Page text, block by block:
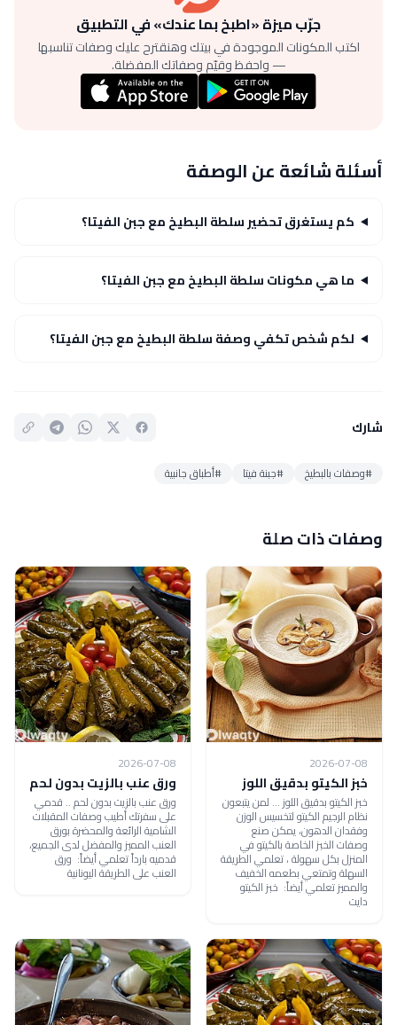
جرّب ميزة «اطبخ بما عندك» في التطبيق
اكتب المكونات الموجودة في بيتك وهنقترح عليك وصفات تناسبها
— واحفظ وقيّم وصفاتك المفضلة.
أسئلة شائعة عن الوصفة
كم يستغرق تحضير سلطة البطيخ مع جبن الفيتا؟
ما هي مكونات سلطة البطيخ مع جبن الفيتا؟
لكم شخص تكفي وصفة سلطة البطيخ مع جبن الفيتا؟
شارك
#وصفات بالبطيخ #جبنة فيتا #أطباق جانبية
وصفات ذات صلة
2026-07-08
خبز الكيتو بدقيق اللوز
خبز الكيتو بدقيق اللوز ... لمن يتبعون
نظام الرجيم الكيتو لتخسيس الوزن
وفقدان الدهون، يمكن صنع
وصفات الخبز الخاصة بالكيتو في
المنزل بكل سهولة ، تعلمي الطريقة
السهلة وتمتعي بطعمه الخفيف
والمميز تعلمي أيضاً: خبز الكيتو
دايت
2026-07-08
ورق عنب بالزيت بدون لحم
ورق عنب بالزيت بدون لحم .. قدمي
على سفرتك أطيب وصفات المقبلات
الشامية الرائعة والمحضرة بورق
العنب المميز والمفضل لدى الجميع،
قدميه بارداً تعلمي أيضاً: ورق
العنب على الطريقة اليونانية